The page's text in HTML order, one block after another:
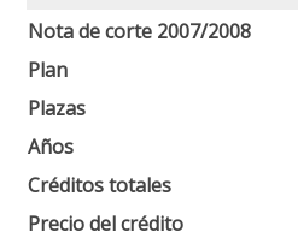
Nota de corte 2007/2008
Plan
Plazas
Años
Créditos totales
Precio del crédito